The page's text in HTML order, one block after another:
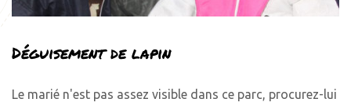
Déguisement de lapin
Le marié n'est pas assez visible dans ce parc, procurez-lui